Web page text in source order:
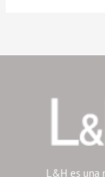
L&H es una